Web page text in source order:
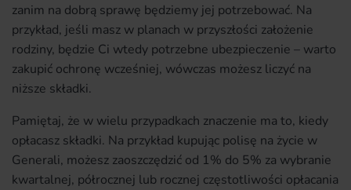
zanim na dobrą sprawę będziemy jej potrzebować. Na
przykład, jeśli masz w planach w przyszłości założenie
rodziny, będzie Ci wtedy potrzebne ubezpieczenie – warto
zakupić ochronę wcześniej, wówczas możesz liczyć na
niższe składki.
Pamiętaj, że w wielu przypadkach znaczenie ma to, kiedy
opłacasz składki. Na przykład kupując polisę na życie w
Generali, możesz zaoszczędzić od 1% do 5% za wybranie
kwartalnej, półrocznej lub rocznej częstotliwości opłacania